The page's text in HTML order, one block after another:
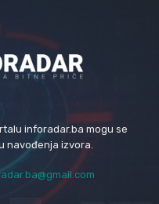
inforadar.ba mogu se
navođenja izvora.